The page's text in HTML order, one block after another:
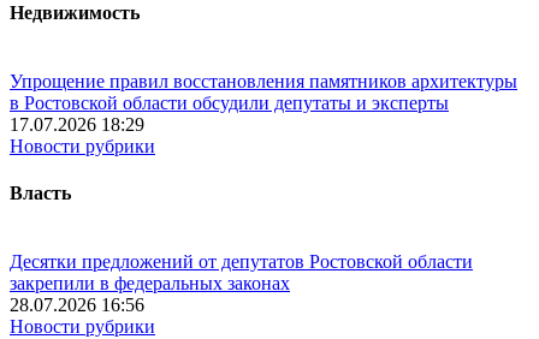
Недвижимость
Упрощение правил восстановления памятников архитектуры
в Ростовской области обсудили депутаты и эксперты
17.07.2026 18:29
Новости рубрики
Власть
Десятки предложений от депутатов Ростовской области
закрепили в федеральных законах
28.07.2026 16:56
Новости рубрики